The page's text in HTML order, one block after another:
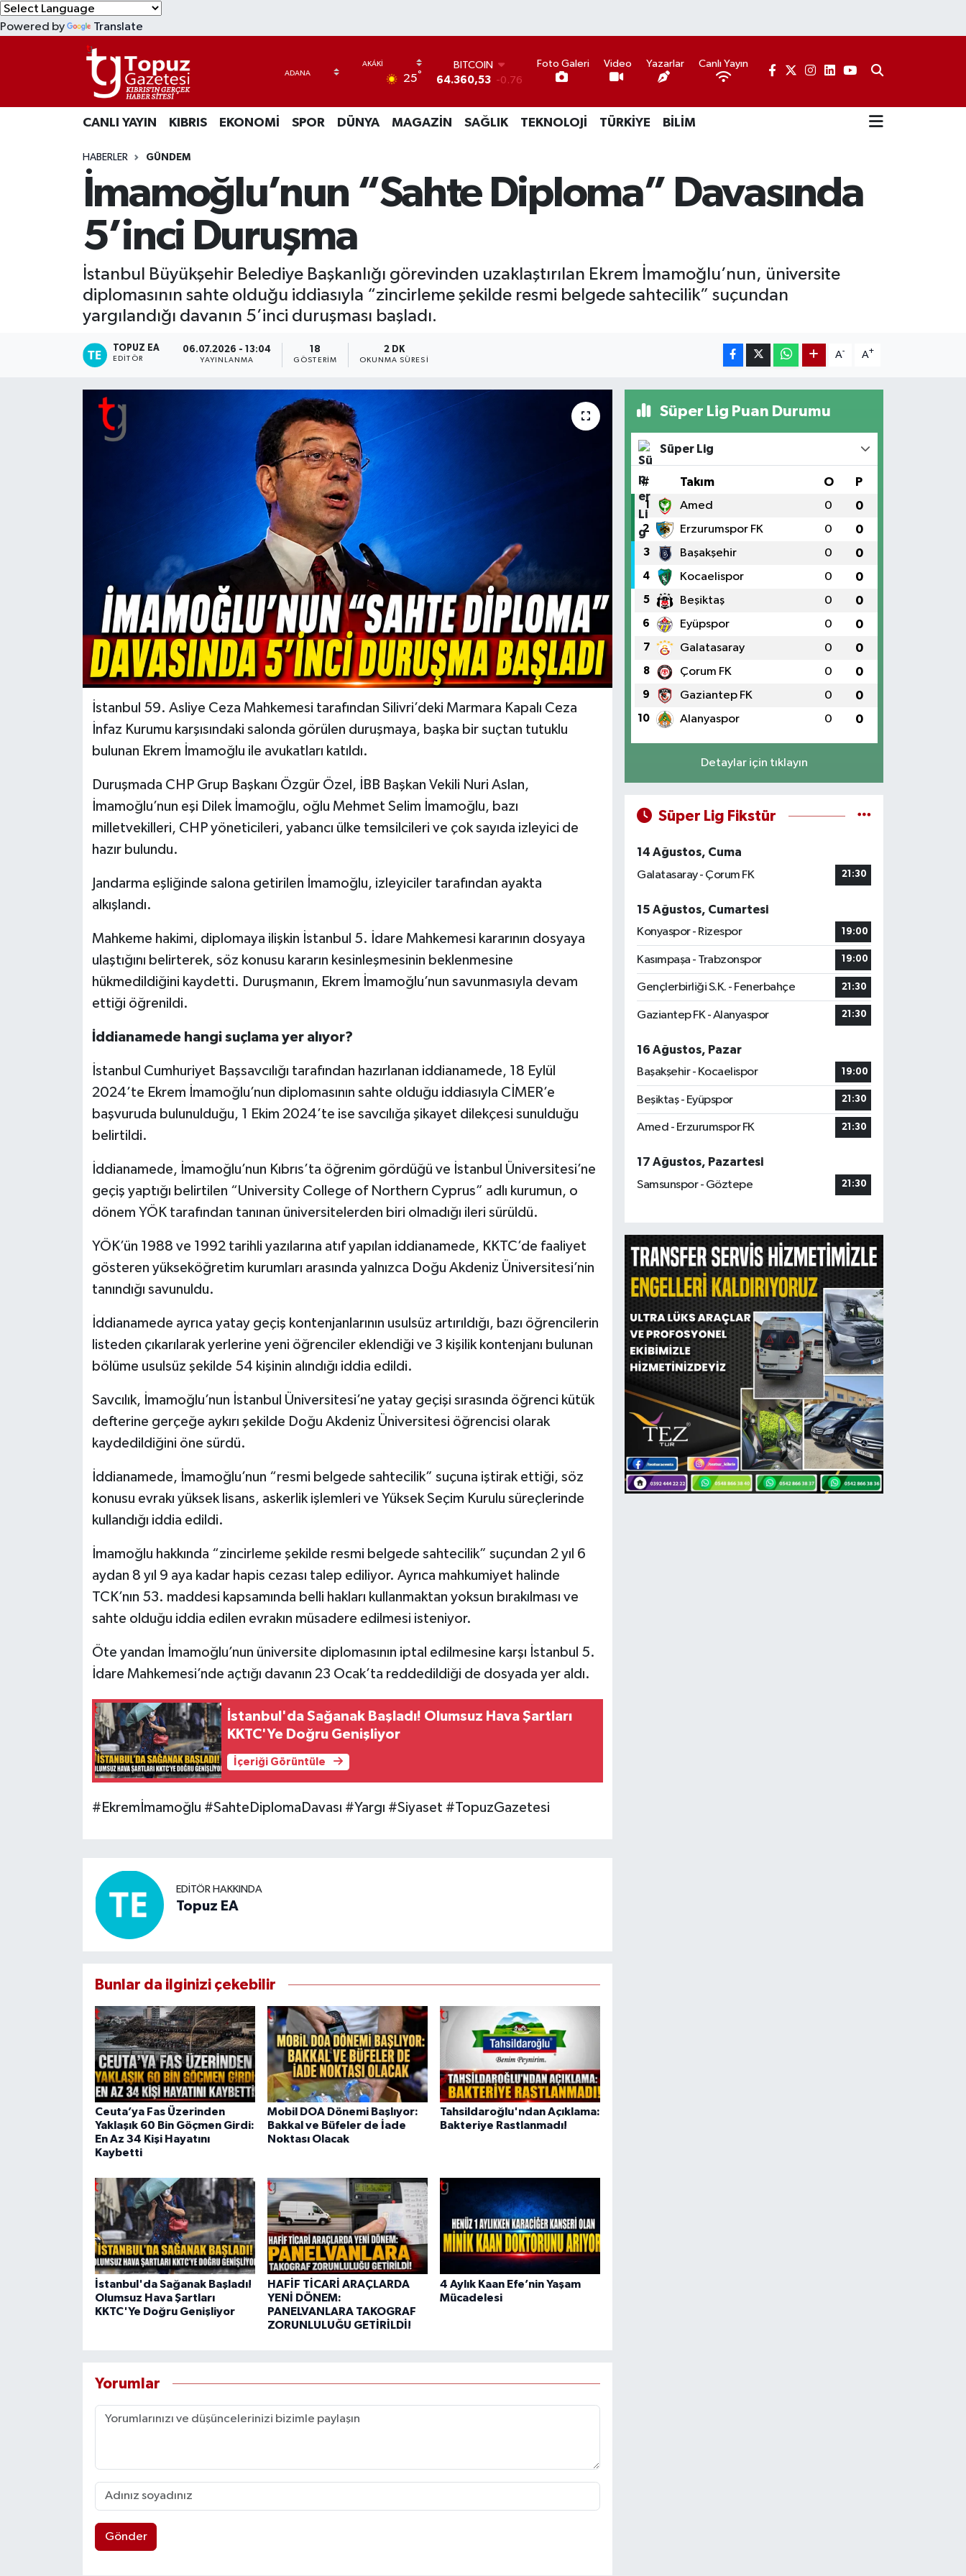
Powered by Translate
25°
DOLAR
47,7143
0.16
55,0317
1.44
BİST100
13.887
64
Foto Galeri Video Yazarlar Canlı Yayın
CANLI YAYIN KIBRIS EKONOMİ SPOR DÜNYA MAGAZİN SAĞLIK TEKNOLOJİ TÜRKİYE BİLİM
HABERLER GÜNDEM
İmamoğlu’nun “Sahte Diploma” Davasında
5’inci Duruşma
İstanbul Büyükşehir Belediye Başkanlığı görevinden uzaklaştırılan Ekrem İmamoğlu’nun, üniversite
diplomasının sahte olduğu iddiasıyla “zincirleme şekilde resmi belgede sahtecilik” suçundan
yargılandığı davanın 5’inci duruşması başladı.
TOPUZ EA
EDITÖR
06.07.2026 - 13:04
YAYINLANMA
18
GÖSTERIM
2 DK
OKUNMA SÜRESI
A- A+
İstanbul 59. Asliye Ceza Mahkemesi tarafından Silivri’deki Marmara Kapalı Ceza
İnfaz Kurumu karşısındaki salonda görülen duruşmaya, başka bir suçtan tutuklu
bulunan Ekrem İmamoğlu ile avukatları katıldı.
Duruşmada CHP Grup Başkanı Özgür Özel, İBB Başkan Vekili Nuri Aslan,
İmamoğlu’nun eşi Dilek İmamoğlu, oğlu Mehmet Selim İmamoğlu, bazı
milletvekilleri, CHP yöneticileri, yabancı ülke temsilcileri ve çok sayıda izleyici de
hazır bulundu.
Jandarma eşliğinde salona getirilen İmamoğlu, izleyiciler tarafından ayakta
alkışlandı.
Mahkeme hakimi, diplomaya ilişkin İstanbul 5. İdare Mahkemesi kararının dosyaya
ulaştığını belirterek, söz konusu kararın kesinleşmesinin beklenmesine
hükmedildiğini kaydetti. Duruşmanın, Ekrem İmamoğlu’nun savunmasıyla devam
ettiği öğrenildi.
İddianamede hangi suçlama yer alıyor?
İstanbul Cumhuriyet Başsavcılığı tarafından hazırlanan iddianamede, 18 Eylül
2024’te Ekrem İmamoğlu’nun diplomasının sahte olduğu iddiasıyla CİMER’e
başvuruda bulunulduğu, 1 Ekim 2024’te ise savcılığa şikayet dilekçesi sunulduğu
belirtildi.
İddianamede, İmamoğlu’nun Kıbrıs’ta öğrenim gördüğü ve İstanbul Üniversitesi’ne
geçiş yaptığı belirtilen “University College of Northern Cyprus” adlı kurumun, o
dönem YÖK tarafından tanınan üniversitelerden biri olmadığı ileri sürüldü.
YÖK’ün 1988 ve 1992 tarihli yazılarına atıf yapılan iddianamede, KKTC’de faaliyet
gösteren yükseköğretim kurumları arasında yalnızca Doğu Akdeniz Üniversitesi’nin
tanındığı savunuldu.
İddianamede ayrıca yatay geçiş kontenjanlarının usulsüz artırıldığı, bazı öğrencilerin
listeden çıkarılarak yerlerine yeni öğrenciler eklendiği ve 3 kişilik kontenjanı bulunan
bölüme usulsüz şekilde 54 kişinin alındığı iddia edildi.
Savcılık, İmamoğlu’nun İstanbul Üniversitesi’ne yatay geçişi sırasında öğrenci kütük
defterine gerçeğe aykırı şekilde Doğu Akdeniz Üniversitesi öğrencisi olarak
kaydedildiğini öne sürdü.
İddianamede, İmamoğlu’nun “resmi belgede sahtecilik” suçuna iştirak ettiği, söz
konusu evrakı yüksek lisans, askerlik işlemleri ve Yüksek Seçim Kurulu süreçlerinde
kullandığı iddia edildi.
İmamoğlu hakkında “zincirleme şekilde resmi belgede sahtecilik” suçundan 2 yıl 6
aydan 8 yıl 9 aya kadar hapis cezası talep ediliyor. Ayrıca mahkumiyet halinde
TCK’nın 53. maddesi kapsamında belli hakları kullanmaktan yoksun bırakılması ve
sahte olduğu iddia edilen evrakın müsadere edilmesi isteniyor.
Öte yandan İmamoğlu’nun üniversite diplomasının iptal edilmesine karşı İstanbul 5.
İdare Mahkemesi’nde açtığı davanın 23 Ocak’ta reddedildiği de dosyada yer aldı.
İstanbul'da Sağanak Başladı! Olumsuz Hava Şartları
KKTC'Ye Doğru Genişliyor
İçeriği Görüntüle
#Ekremİmamoğlu #SahteDiplomaDavası #Yargı #Siyaset #TopuzGazetesi
EDITÖR HAKKINDA
Topuz EA
Bunlar da ilginizi çekebilir
Ceuta’ya Fas Üzerinden
Yaklaşık 60 Bin Göçmen Girdi:
En Az 34 Kişi Hayatını
Kaybetti
Mobil DOA Dönemi Başlıyor:
Bakkal ve Büfeler de İade
Noktası Olacak
Tahsildaroğlu'ndan Açıklama:
Bakteriye Rastlanmadı!
İstanbul'da Sağanak Başladı!
Olumsuz Hava Şartları
KKTC'Ye Doğru Genişliyor
HAFİF TİCARİ ARAÇLARDA
YENİ DÖNEM:
PANELVANLARA TAKOGRAF
ZORUNLULUĞU GETİRİLDİ!
4 Aylık Kaan Efe’nin Yaşam
Mücadelesi
Yorumlar
Gönder
Süper Lig Puan Durumu
Süper Lig
# Takım O P
1 Amed 0 0
2 Erzurumspor FK 0 0
3 Başakşehir 0 0
4 Kocaelispor 0 0
5 Beşiktaş 0 0
6 Eyüpspor 0 0
7 Galatasaray 0 0
8 Çorum FK 0 0
9 Gaziantep FK 0 0
10 Alanyaspor 0 0
Detaylar için tıklayın
Süper Lig Fikstür
14 Ağustos, Cuma
Galatasaray - Çorum FK
21:30
15 Ağustos, Cumartesi
Konyaspor - Rizespor
19:00
Kasımpaşa - Trabzonspor 19:00
Gençlerbirliği S.K. - Fenerbahçe 21:30
Gaziantep FK - Alanyaspor 21:30
16 Ağustos, Pazar
Başakşehir - Kocaelispor
19:00
Beşiktaş - Eyüpspor 21:30
Amed - Erzurumspor FK 21:30
17 Ağustos, Pazartesi
Samsunspor - Göztepe
21:30
EKONOMİ
MAGAZİN
TEKNOLOJİ
TÜRKİYE
Lefkoşa Nöbetçi Eczaneler
Lefkoşa Hava Durumu
Lefkoşa Trafik Yoğunluk Haritası
Süper Lig Puan Durumu ve Fikstür
Son Dakika Haberleri
Haber Arşivi